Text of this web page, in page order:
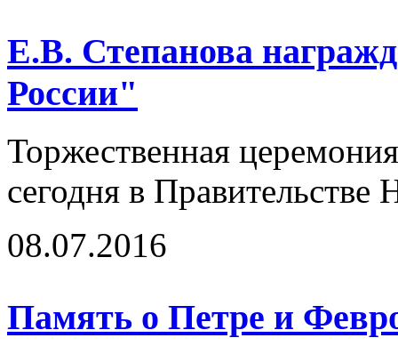
Е.В. Степанова
России"
Торжественная
сегодня в
08.07.2016
Память о Петре и